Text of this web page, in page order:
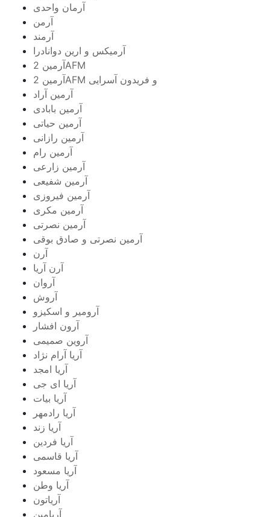
آرمان واحدی
آرمن
آرمند
آرمیکس و ارین دوانادرا
آرمین 2AFM
آرمین 2AFM و فریدون آسرایی
آرمین آراد
آرمین بابادی
آرمین حیاتی
آرمین رازانی
آرمین رام
آرمین زارعی
آرمین شفیعی
آرمین فیروزی
آرمین مکری
آرمین نصرتی
آرمین نصرتی و صادق بوقی
آرن
آرن آریا
آروان
آروش
آرومیر و اسکیزو
آرون افشار
آروین صمیمی
آریا آرام نژاد
آریا امجد
آریا ای جی
آریا بیات
آریا رادمهر
آریا زند
آریا فردین
آریا قاسمی
آریا مسعود
آریا وطن
آریاتون
آریامین